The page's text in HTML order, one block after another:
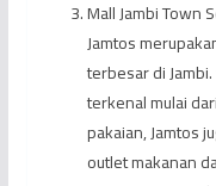
Mall Jambi Town
Jamtos
terbesar di
terkenal mulai
pakaian, Jamtos
outlet makanan